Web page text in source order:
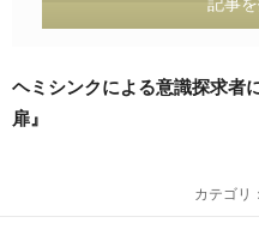
ヘミシンクによる意識探求者
扉』
カテゴリ：